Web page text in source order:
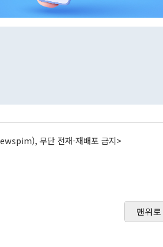
무단 전재-재배포 금지>
맨위로